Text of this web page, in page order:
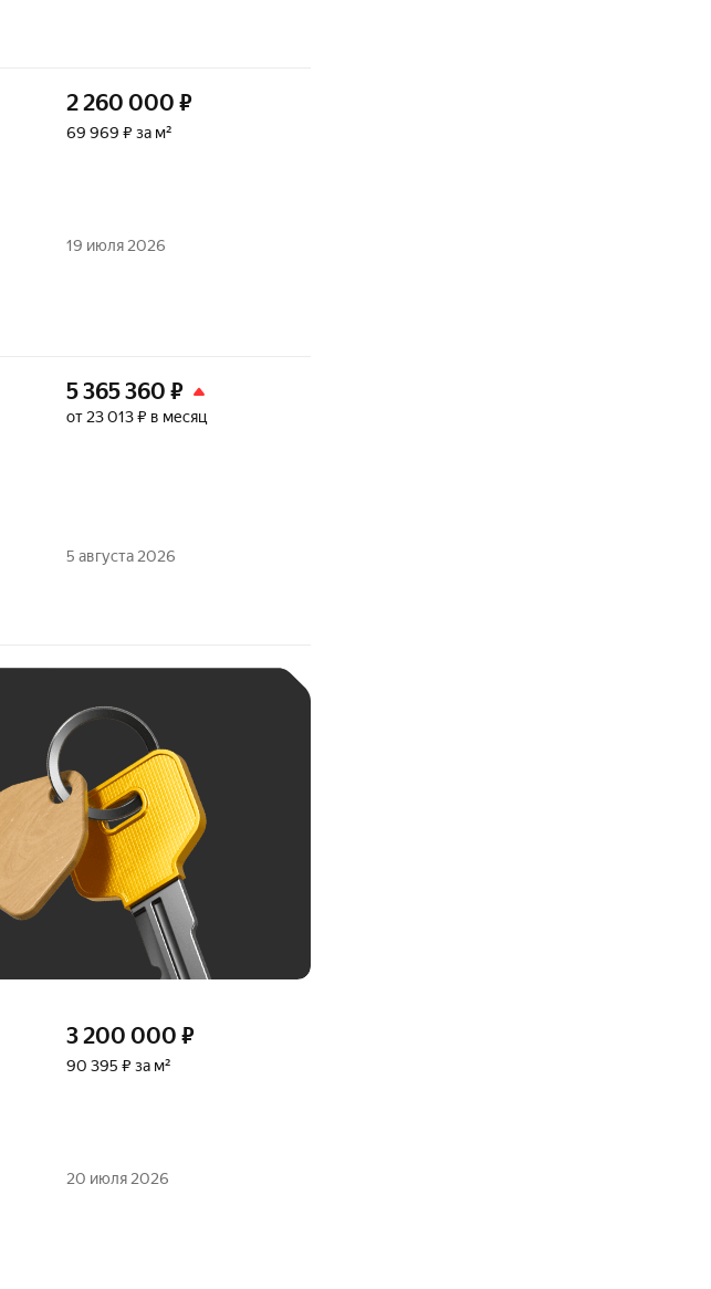
2 260 000 ₽
69 969 ₽ за м²
19 июля 2026
5 365 360 ₽
от 23 013 ₽ в месяц
5 августа 2026
3 200 000 ₽
90 395 ₽ за м²
20 июля 2026